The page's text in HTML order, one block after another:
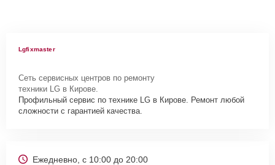
Lgfixmaster
Сеть сервисных центров по ремонту
техники LG в Кирове.
Профильный сервис по технике LG в Кирове. Ремонт любой
сложности с гарантией качества.
Ежедневно, с 10:00 до 20:00